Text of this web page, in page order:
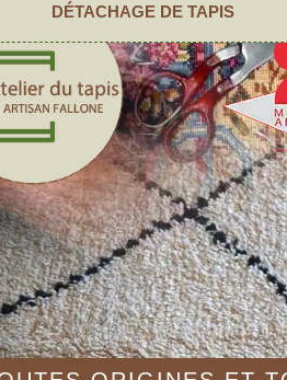
DÉTACHAGE DE TAPIS